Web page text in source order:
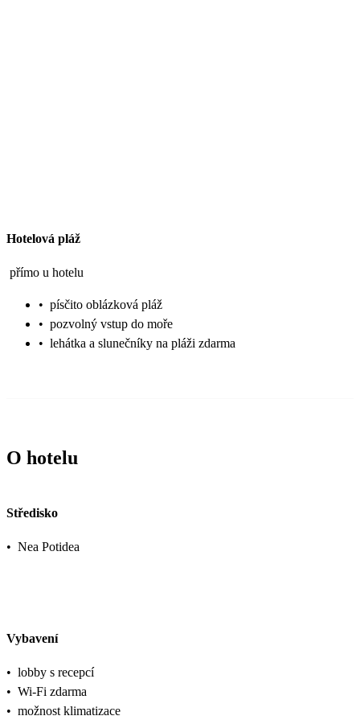
Hotelová pláž
přímo u hotelu
• písčito oblázková pláž
• pozvolný vstup do moře
• lehátka a slunečníky na pláži zdarma
O hotelu
Středisko
• Nea Potidea
Vybavení
• lobby s recepcí
• Wi-Fi zdarma
• možnost klimatizace